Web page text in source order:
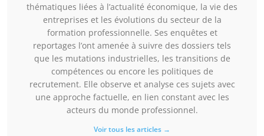
thématiques liées à l’actualité économique, la vie des
entreprises et les évolutions du secteur de la
formation professionnelle. Ses enquêtes et
reportages l’ont amenée à suivre des dossiers tels
que les mutations industrielles, les transitions de
compétences ou encore les politiques de
recrutement. Elle observe et analyse ces sujets avec
une approche factuelle, en lien constant avec les
acteurs du monde professionnel.
Voir tous les articles →